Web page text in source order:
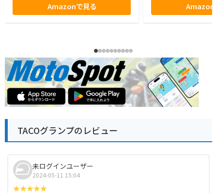
Amazonで見る
Amazon
TACOグランプのレビュー
未ログインユーザー
2024-05-11 15:04